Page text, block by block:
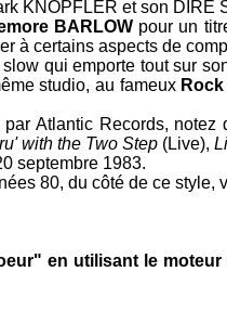
KNOPFLER et son DIRE
BARLOWpour un
à certains aspects de
qui emporte tout sur
studio, au fameux
par Atlantic Records, notez
with the Two Step (Live),
septembre 1983.
80, du côté de ce
en utilisant le